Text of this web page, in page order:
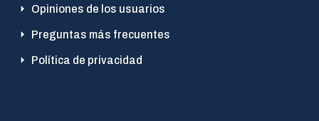
Opiniones de los usuarios
Preguntas más frecuentes
Política de privacidad